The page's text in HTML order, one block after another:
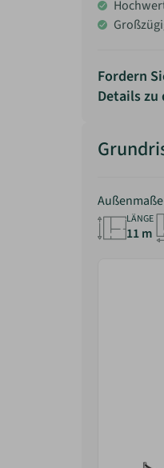
Fordern
Details zu
Außenmaße
LÄNGE
11 m